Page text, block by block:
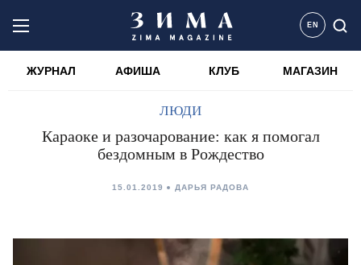
EN
ЖУРНАЛ АФИША КЛУБ МАГАЗИН
ЛЮДИ
Караоке и разочарование: как я помогал
бездомным в Рождество
15.01.2019 ДАРЬЯ РАДОВА